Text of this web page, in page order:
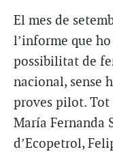
El mes de
l’informe que
possibilitat de
nacional, sense
proves pilot.
María Fernanda
d’Ecopetrol,